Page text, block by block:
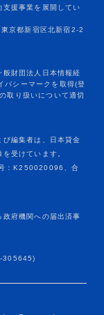
編集者は、日本貸金
受けています。
：K250020096、合
府機関への届出済事
-305645)